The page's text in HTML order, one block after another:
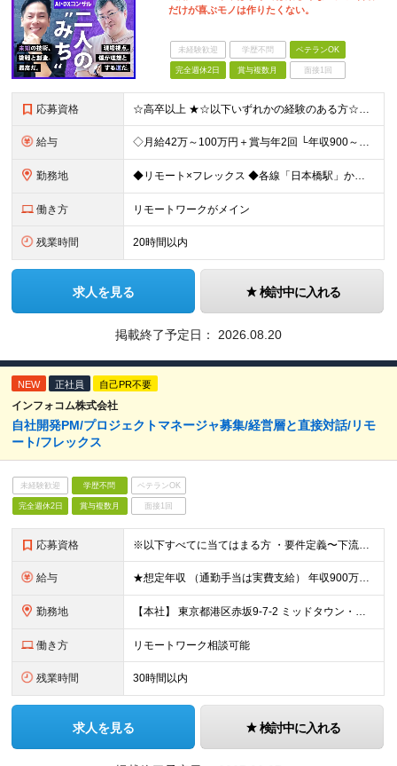
だけが喜ぶモノは作りたくない。
未経験歓迎 学歴不問 ベテランOK
完全週休2日 賞与複数月 面接1回
応募資格 ☆高卒以上 ★☆以下いずれかの経験のある方☆★ ◎大手や中小企業での顧客折衝・提案に関する経験 ◎SIerや事業会社における上流工程（顧客折衝・提案等）の経験 ◎PL・PMの実務経験 ◎コンサルティ
給与 ◇月給42万～100万円＋賞与年2回 └年収900～1600万円可能 ★☆年収例☆★ ◎37歳・元開発エンジニア └年収900万（2年後に年収150万UP実績） ◎40歳・元SierのPM └年収1
勤務地 ◆リモート×フレックス ◆各線「日本橋駅」から徒歩1分 【本社】 東京都中央区日本橋2-1-3 アーバンネット日本橋二丁目ビル6階 ※変更の範囲：上記を除く当社関連勤務地
働き方 リモートワークがメイン
残業時間 20時間以内
求人を見る 検討中に入れる
掲載終了予定日： 2026.08.20
NEW 正社員 自己PR不要
インフォコム株式会社
自社開発PM/プロジェクトマネージャ募集/経営層と直接対話/リモ
ート/フレックス
未経験歓迎 学歴不問 ベテランOK
完全週休2日 賞与複数月 面接1回
応募資格 ※以下すべてに当てはまる方 ・要件定義〜下流工程まで一貫したプロジェクトへの参画経験 ・ERP製品の導入経験 ・大規模プロジェクトのマネジメント経験
給与 ★想定年収 （通勤手当は実費支給） 年収900万円〜1300万円（年俸制） ※当社規定により経験とスキルに応じた処遇を提示させていただきます。 ※入社後3カ月間は試用期間です。 ※年俸制となります。
勤務地 【本社】 東京都港区赤坂9-7-2 ミッドタウン・イースト10F ※(変更の範囲)上記を除く当社関連勤務地
働き方 リモートワーク相談可能
残業時間 30時間以内
求人を見る 検討中に入れる